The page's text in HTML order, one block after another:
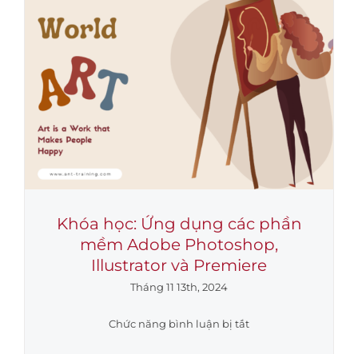
TRÌNH
HIỆU
QUẢ”
Tại
Công
ty
Cổ
phần
Phân
Bón
Dầu
Cà
Mau
Khóa học: Ứng dụng các phần
mềm Adobe Photoshop,
Illustrator và Premiere
Tháng 11 13th, 2024
Chức năng bình luận bị tắtở